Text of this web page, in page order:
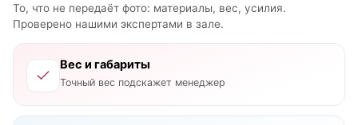
То, что не передаёт фото: материалы, вес, усилия.
Проверено нашими экспертами в зале.
Вес и габариты
Точный вес подскажет менеджер